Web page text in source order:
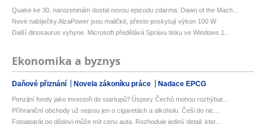
Quake ke 30. narozeninám dostal novou epizodu zdarma. Dawn of the Mach...
Nové nabíječky AlzaPower jsou maličké, přesto poskytují výkon 100 W
Další dinosaurus vyhyne. Microsoft předělává Správu tisku ve Windows 1...
Ekonomika a byznys
Daňové přiznání Novela zákoníku práce Nadace EPCG
Penzijní fondy jako investoři do startupů? Úspory Čechů mohou rozhýbat...
Příhraniční obchody už nejsou jen o cigaretách a alkoholu. Češi do nic...
Fotoaparát po dědovi může mít cenu auta. Rozhoduje jediný detail, kter...